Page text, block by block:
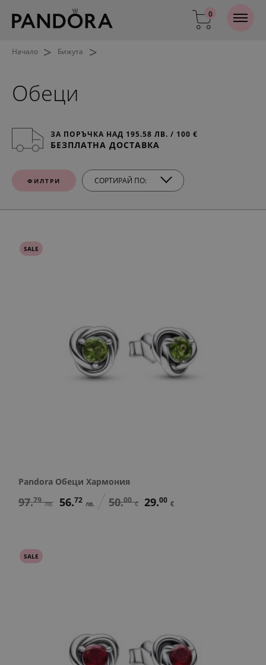
0
Начало > Бижута >
Обеци
ЗА ПОРЪЧКА НАД 195.58 ЛВ. / 100 €
БЕЗПЛАТНА ДОСТАВКА
ФИЛТРИ СОРТИРАЙ ПО:
SALE
Pandora Обеци Хармония
97.79 лв. 56.72 лв. 50.00 € 29.00 €
SALE